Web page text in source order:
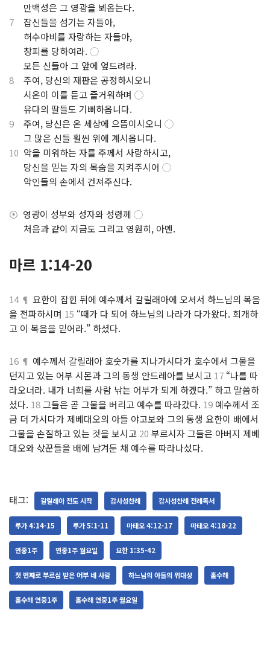
만백성은 그 영광을 뵈옵는다.
7 잡신들을 섬기는 자들아,
허수아비를 자랑하는 자들아,
창피를 당하여라. ◯
모든 신들아 그 앞에 엎드려라.
8 주여, 당신의 재판은 공정하시오니
시온이 이를 듣고 즐거워하며 ◯
유다의 딸들도 기뻐하옵니다.
9 주여, 당신은 온 세상에 으뜸이시오니 ◯
그 많은 신들 훨씬 위에 계시옵니다.
10 악을 미워하는 자를 주께서 사랑하시고,
당신을 믿는 자의 목숨을 지켜주시어 ◯
악인들의 손에서 건져주신다.
⦿ 영광이 성부와 성자와 성령께 ◯
처음과 같이 지금도 그리고 영원히, 아멘.
마르 1:14-20
14 ¶ 요한이 잡힌 뒤에 예수께서 갈릴래아에 오셔서 하느님의 복음
을 전파하시며 15 “때가 다 되어 하느님의 나라가 다가왔다. 회개하
고 이 복음을 믿어라.” 하셨다.
16 ¶ 예수께서 갈릴래아 호숫가를 지나가시다가 호수에서 그물을
던지고 있는 어부 시몬과 그의 동생 안드레아를 보시고 17 “나를 따
라오너라. 내가 너희를 사람 낚는 어부가 되게 하겠다.” 하고 말씀하
셨다. 18그들은 곧 그물을 버리고 예수를 따라갔다. 19 예수께서 조
금 더 가시다가 제베대오의 아들 야고보와 그의 동생 요한이 배에서
그물을 손질하고 있는 것을 보시고 20 부르시자 그들은 아버지 제베
대오와 삯꾼들을 배에 남겨둔 채 예수를 따라나섰다.
태그: 갈릴래아 전도 시작 감사성찬례 감사성찬례 전례독서
루가 4:14-15 루가 5:1-11 마태오 4:12-17 마태오 4:18-22
연중1주 연중1주 월요일 요한 1:35-42
첫 번째로 부르심 받은 어부 네 사람 하느님의 아들의 위대성 홀수해
홀수해 연중1주 홀수해 연중1주 월요일